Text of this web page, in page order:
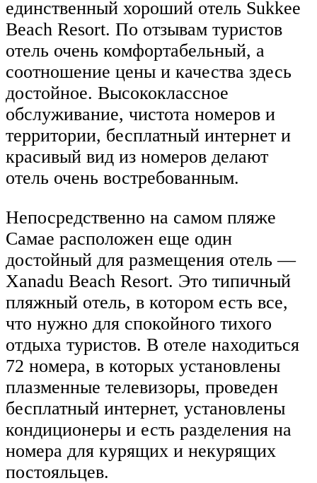
единственный хороший отель Sukkee
Beach Resort. По отзывам туристов
отель очень комфортабельный, а
соотношение цены и качества здесь
достойное. Высококлассное
обслуживание, чистота номеров и
территории, бесплатный интернет и
красивый вид из номеров делают
отель очень востребованным.
Непосредственно на самом пляже
Самае расположен еще один
достойный для размещения отель —
Xanadu Beach Resort. Это типичный
пляжный отель, в котором есть все,
что нужно для спокойного тихого
отдыха туристов. В отеле находиться
72 номера, в которых установлены
плазменные телевизоры, проведен
бесплатный интернет, установлены
кондиционеры и есть разделения на
номера для курящих и некурящих
постояльцев.